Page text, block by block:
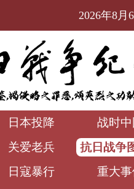
2026年8月
日本投降 战时中
关爱老兵 抗日战争
日寇暴行 重大